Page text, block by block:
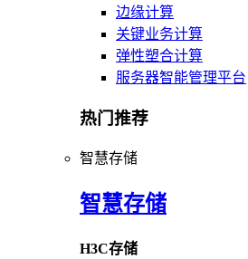
边缘计算
关键业务计算
弹性塑合计算
服务器智能管理平台
热门推荐
智慧存储
智慧存储
H3C存储